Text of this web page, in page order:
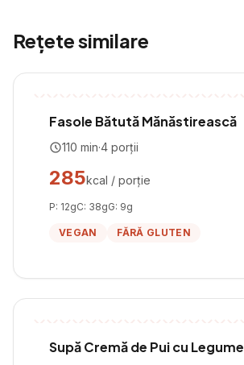
Rețete similare
Fasole Bătută Mănăstirească
110 min·4 porții
285kcal / porție
P: 12gC: 38gG: 9g
VEGAN FĂRĂ GLUTEN
Supă Cremă de Pui cu Legume